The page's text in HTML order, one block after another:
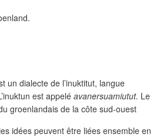
un dialecte de l’inuktitut, langue
est appelé avanersuamiutut. Le
groenlandais de la côte sud-ouest
idées peuvent être liées ensemble en